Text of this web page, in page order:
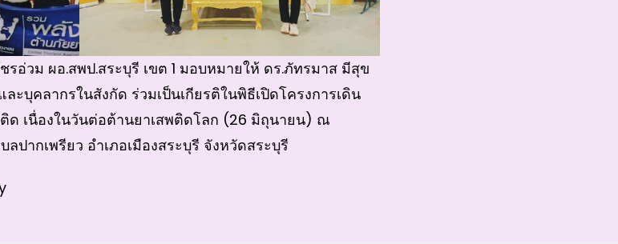
อ่วม ผอ.สพป.สระบุรี เขต 1 มอบหมายให้ ดร.ภัทรมาส มีสุข
ะบุคลากรในสังกัด ร่วมเป็นเกียรติในพิธีเปิดโครงการเดิน
ด เนื่องในวันต่อต้านยาเสพติดโลก (26 มิถุนายน) ณ
ปากเพรียว อำเภอเมืองสระบุรี จังหวัดสระบุรี